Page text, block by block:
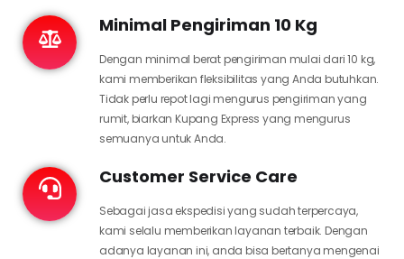
Minimal Pengiriman 10 Kg
Dengan minimal berat pengiriman mulai dari 10 kg,
kami memberikan fleksibilitas yang Anda butuhkan.
Tidak perlu repot lagi mengurus pengiriman yang
rumit, biarkan Kupang Express yang mengurus
semuanya untuk Anda.
Customer Service Care
Sebagai jasa ekspedisi yang sudah terpercaya,
kami selalu memberikan layanan terbaik. Dengan
adanya layanan ini, anda bisa bertanya mengenai